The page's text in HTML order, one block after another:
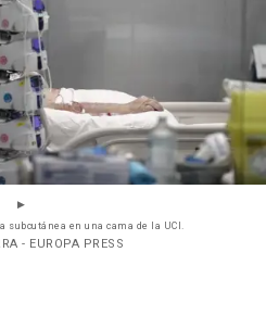
subcutánea en una cama de la UCI.
- EUROPA PRESS